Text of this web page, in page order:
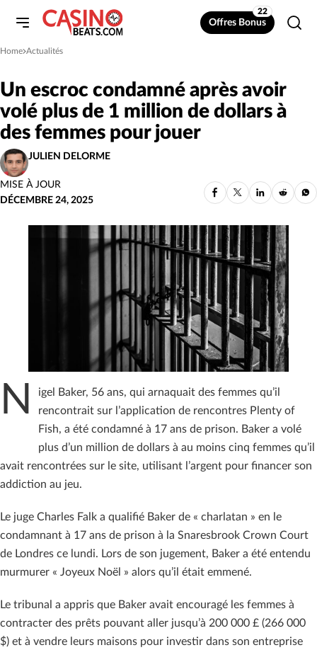
Offres Bonus
22
Home
»Actualités
Un escroc condamné après avoir
volé plus de 1 million de dollars à
des femmes pour jouer
JULIEN DELORME
MISE À JOUR
DÉCEMBRE 24, 2025
N
igel Baker, 56 ans, qui arnaquait des femmes qu’il
rencontrait sur l’application de rencontres Plenty of
Fish, a été condamné à 17 ans de prison. Baker a volé
plus d’un million de dollars à au moins cinq femmes qu’il
avait rencontrées sur le site, utilisant l’argent pour financer son
addiction au jeu.
Le juge Charles Falk a qualifié Baker de « charlatan » en le
condamnant à 17 ans de prison à la Snaresbrook Crown Court
de Londres ce lundi. Lors de son jugement, Baker a été entendu
murmurer « Joyeux Noël » alors qu’il était emmené.
Le tribunal a appris que Baker avait encouragé les femmes à
contracter des prêts pouvant aller jusqu’à 200 000 £ (266 000
$) et à vendre leurs maisons pour investir dans son entreprise